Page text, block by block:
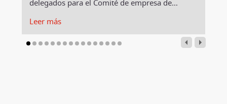
delegados para el Comité de empresa de…
Leer más